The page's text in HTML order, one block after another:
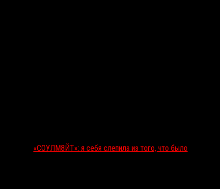
«СОУЛМ8ЙТ»: я себя слепила из того, что было